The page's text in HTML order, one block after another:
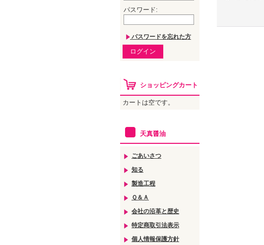
パスワード:
パスワードを忘れた方
ショッピングカート
カートは空です。
天真醤油
ごあいさつ
知る
製造工程
Ｑ＆Ａ
会社の沿革と歴史
特定商取引法表示
個人情報保護方針